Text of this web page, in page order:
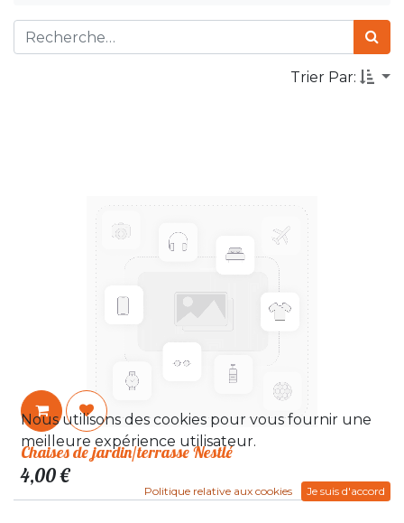
Trier Par:
Chaises de jardin/terrasse Nestlé
4,00€
Nous utilisons des cookies pour vous fournir une
meilleure expérience utilisateur.
Politique relative aux cookies Je suis d'accord